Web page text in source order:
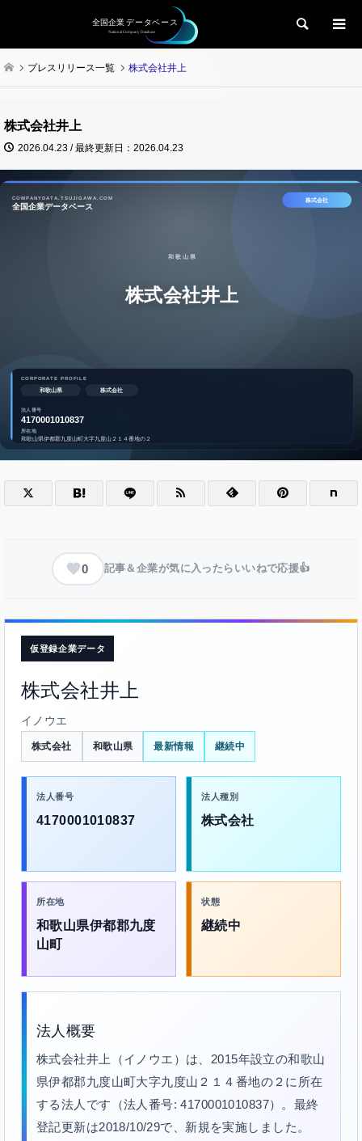
検索
プレスリリース一覧 株式会社井上
株式会社井上
2026.04.23 / 最終更新日：2026.04.23
0 記事＆企業が気に入ったらいいねで応援👍
仮登録企業データ
株式会社井上
イノウエ
株式会社 和歌山県 最新情報 継続中
法人番号
4170001010837
法人種別
株式会社
所在地
和歌山県伊都郡九度
山町
状態
継続中
法人概要
株式会社井上（イノウエ）は、2015年設立の和歌山
県伊都郡九度山町大字九度山２１４番地の２に所在
する法人です（法人番号: 4170001010837）。最終
登記更新は2018/10/29で、新規を実施しました。